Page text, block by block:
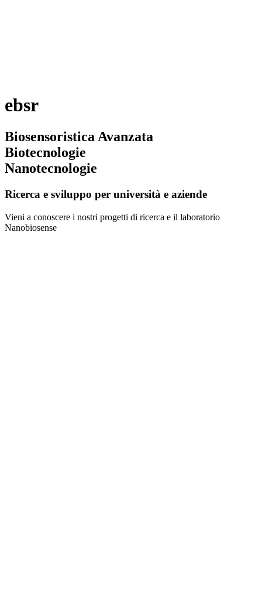
ebsr
Biosensoristica Avanzata
Biotecnologie
Nanotecnologie
Ricerca e sviluppo per università e aziende
Vieni a conoscere i nostri progetti di ricerca e il laboratorio
Nanobiosense